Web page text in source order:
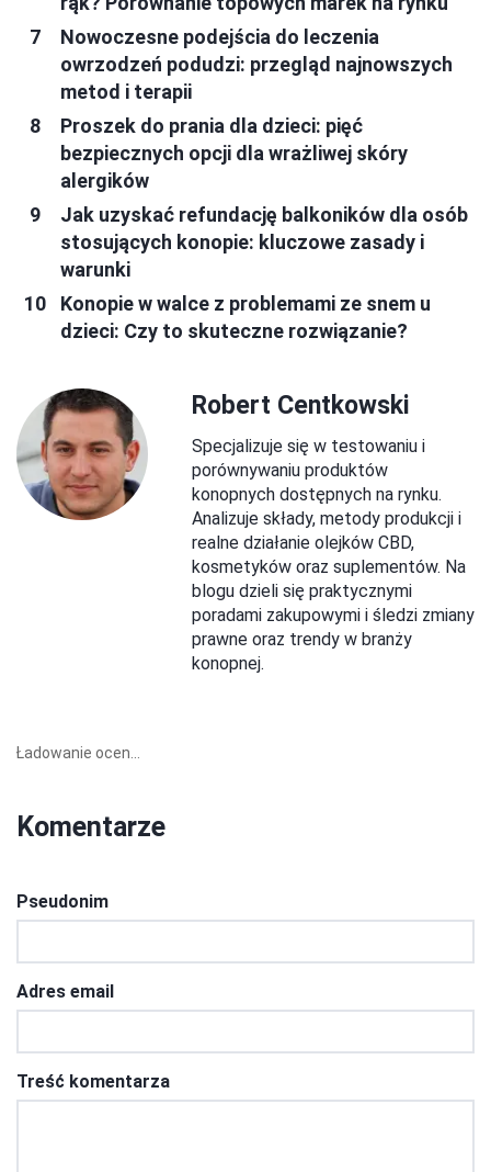
Nowoczesne podejścia do leczenia
owrzodzeń podudzi: przegląd najnowszych
metod i terapii
Proszek do prania dla dzieci: pięć
bezpiecznych opcji dla wrażliwej skóry
alergików
Jak uzyskać refundację balkoników dla osób
stosujących konopie: kluczowe zasady i
warunki
Konopie w walce z problemami ze snem u
dzieci: Czy to skuteczne rozwiązanie?
Robert Centkowski
Specjalizuje się w testowaniu i
porównywaniu produktów
konopnych dostępnych na rynku.
Analizuje składy, metody produkcji i
realne działanie olejków CBD,
kosmetyków oraz suplementów. Na
blogu dzieli się praktycznymi
poradami zakupowymi i śledzi zmiany
prawne oraz trendy w branży
konopnej.
Ładowanie ocen...
Komentarze
Pseudonim
Adres email
Treść komentarza